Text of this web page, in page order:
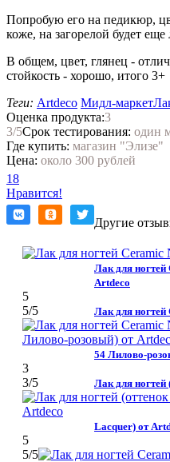
Попробую его на педикюр,
коже, на загорелой будет
В общем, цвет, глянец -
стойкость - хорошо, итого 3+
Теги: Artdeco Мидл-маркет
Оценка продукта:3
3/5Срок тестирования: один
Где купить: магазин "Элизе"
Цена: около 300 рублей
18
Нравится!
Другие
Лак для
Artdeco
5
5/5 Лак для
54 Лилово-
3
3/5 Лак для
Lacquer) от
5
5/5